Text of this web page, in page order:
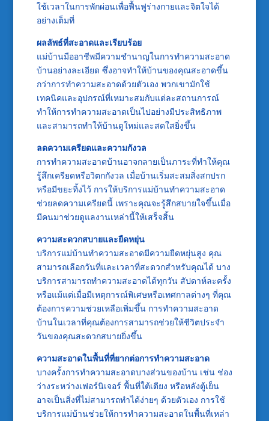
ใช้เวลาในการพักผ่อนเพื่อฟื้นฟูร่างกายและจิตใจได้
อย่างเต็มที่
ผลลัพธ์ที่สะอาดและเรียบร้อย
แม่บ้านมืออาชีพมีความชำนาญในการทำความสะอาด
บ้านอย่างละเอียด ซึ่งอาจทำให้บ้านของคุณสะอาดขึ้น
กว่าการทำความสะอาดด้วยตัวเอง พวกเขามักใช้
เทคนิคและอุปกรณ์ที่เหมาะสมกับแต่ละสถานการณ์
ทำให้การทำความสะอาดเป็นไปอย่างมีประสิทธิภาพ
และสามารถทำให้บ้านดูใหม่และสดใสยิ่งขึ้น
ลดความเครียดและความกังวล
การทำความสะอาดบ้านอาจกลายเป็นภาระที่ทำให้คุณ
รู้สึกเครียดหรือวิตกกังวล เมื่อบ้านเริ่มสะสมสิ่งสกปรก
หรือมีขยะทิ้งไว้ การให้บริการแม่บ้านทำความสะอาด
ช่วยลดความเครียดนี้ เพราะคุณจะรู้สึกสบายใจขึ้นเมื่อ
มีคนมาช่วยดูแลงานเหล่านี้ให้เสร็จสิ้น
ความสะดวกสบายและยืดหยุ่น
บริการแม่บ้านทำความสะอาดมีความยืดหยุ่นสูง คุณ
สามารถเลือกวันที่และเวลาที่สะดวกสำหรับคุณได้ บาง
บริการสามารถทำความสะอาดได้ทุกวัน สัปดาห์ละครั้ง
หรือแม้แต่เมื่อมีเหตุการณ์พิเศษหรือเทศกาลต่างๆ ที่คุณ
ต้องการความช่วยเหลือเพิ่มขึ้น การทำความสะอาด
บ้านในเวลาที่คุณต้องการสามารถช่วยให้ชีวิตประจำ
วันของคุณสะดวกสบายยิ่งขึ้น
ความสะอาดในพื้นที่ที่ยากต่อการทำความสะอาด
บางครั้งการทำความสะอาดบางส่วนของบ้าน เช่น ช่อง
ว่างระหว่างเฟอร์นิเจอร์ พื้นที่ใต้เตียง หรือหลังตู้เย็น
อาจเป็นสิ่งที่ไม่สามารถทำได้ง่ายๆ ด้วยตัวเอง การใช้
บริการแม่บ้านช่วยให้การทำความสะอาดในพื้นที่เหล่า